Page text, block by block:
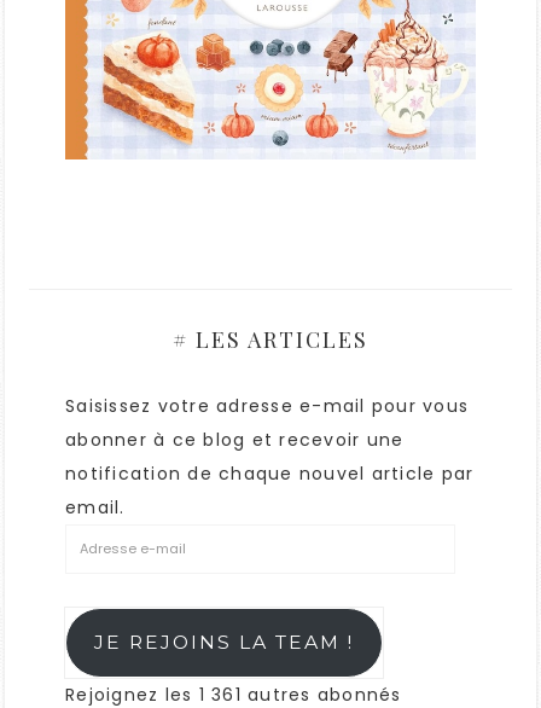
# LES ARTICLES
Saisissez votre adresse e-mail pour vous
abonner à ce blog et recevoir une
notification de chaque nouvel article par
email.
JE REJOINS LA TEAM !
Rejoignez les 1 361 autres abonnés